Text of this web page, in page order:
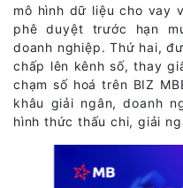
mô hình dữ liệu cho vay
phê duyệt trước hạn
doanh nghiệp. Thứ hai,
chấp lên kênh số, thay
chạm số hoá trên BIZ
khâu giải ngân, doanh
hình thức thấu chi, giải